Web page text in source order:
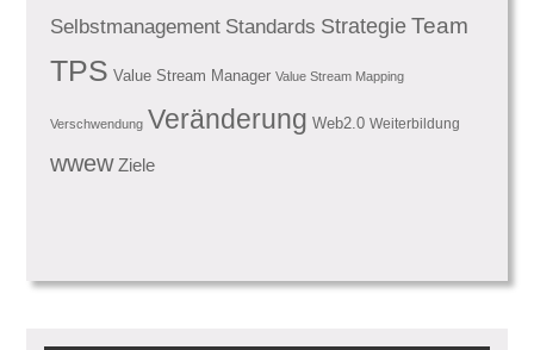
Selbstmanagement Standards Strategie Team
TPS Value Stream Manager Value Stream Mapping
Verschwendung Veränderung Web2.0 Weiterbildung
wwew Ziele